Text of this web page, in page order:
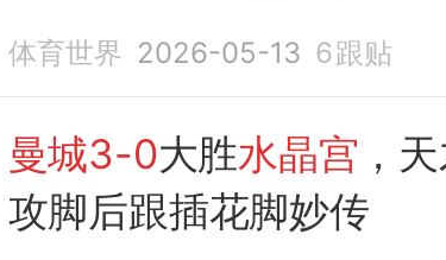
体育世界 2026-05-13 6跟贴
曼城3-0大胜水晶宫 ，
攻脚后跟插花脚妙传